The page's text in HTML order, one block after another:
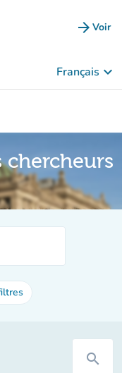
arrow_forward Voir
Français keyboard_arrow_down
chercheurs
search